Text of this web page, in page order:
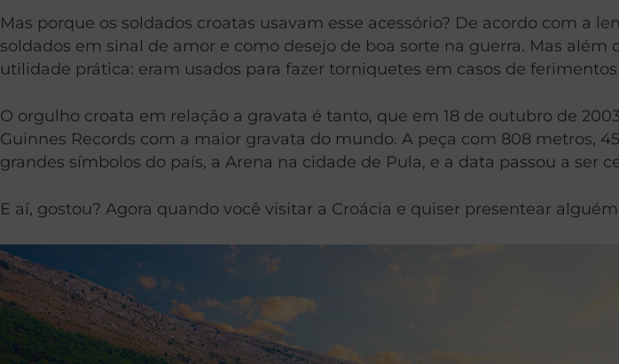
Mas porque os soldados croatas usavam esse acessório? De acordo com a
soldados em sinal de amor e como desejo de boa sorte na guerra. Mas
utilidade prática: eram usados para fazer torniquetes em casos de
O orgulho croata em relação a gravata é tanto, que em 18 de outubro de
Guinnes Records com a maior gravata do mundo. A peça com 808 metros,
grandes símbolos do país, a Arena na cidade de Pula, e a data passou a ser
E aí, gostou? Agora quando você visitar a Croácia e quiser presentear